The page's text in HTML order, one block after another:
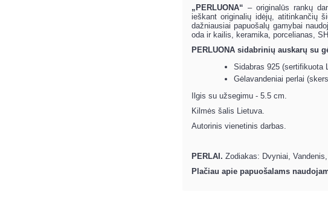
„PERLUONA“ – originalūs rankų
ieškant originalių idėjų, atitinkančių
dažniausiai papuošalų gamybai
oda ir kailis, keramika, porcelianas,
PERLUONA sidabrinių auskarų su
Sidabras 925 (sertifikuota
Gėlavandeniai perlai
Ilgis su užsegimu - 5.5 cm.
Kilmės šalis Lietuva.
Autorinis vienetinis darbas.
PERLAI. Zodiakas: Dvyniai,
Plačiau apie papuošalams